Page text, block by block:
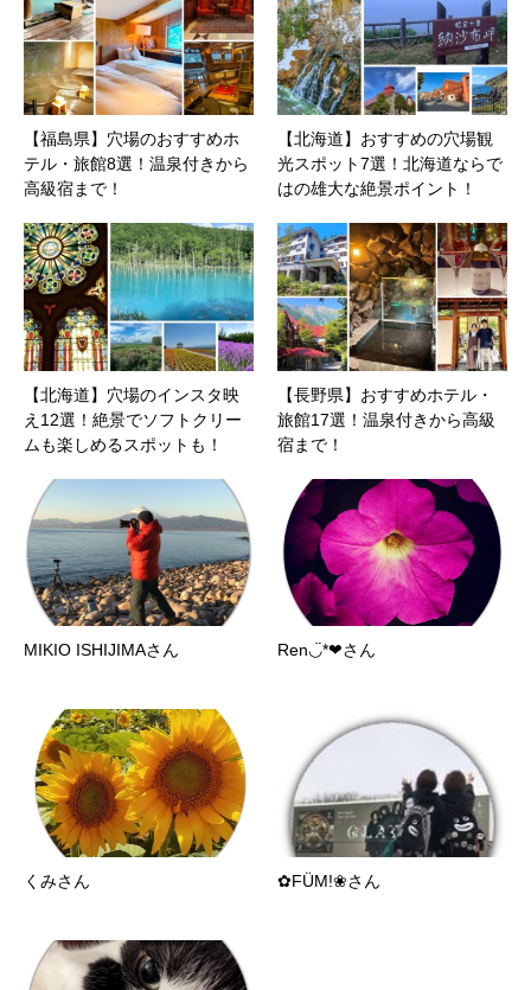
【福島県】穴場のおすすめホ
テル・旅館8選！温泉付きから
高級宿まで！
【北海道】おすすめの穴場観
光スポット7選！北海道ならで
はの雄大な絶景ポイント！
【北海道】穴場のインスタ映
え12選！絶景でソフトクリー
ムも楽しめるスポットも！
【長野県】おすすめホテル・
旅館17選！温泉付きから高級
宿まで！
MIKIO ISHIJIMAさん Ren◡̈*❤︎さん
くみさん ✿FÜM!❀さん